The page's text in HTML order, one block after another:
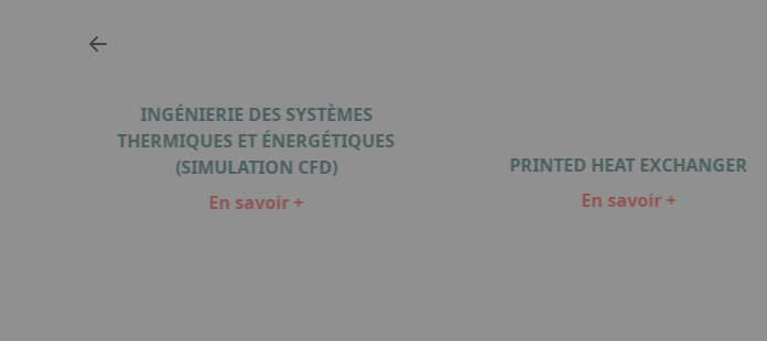
INGÉNIERIE DES SYSTÈMES
THERMIQUES ET ÉNERGÉTIQUES
(SIMULATION CFD)
En savoir +
PRINTED HEAT EXCHANGER
En savoir +